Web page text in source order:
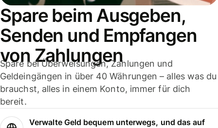
Spare beim Ausgeben,
Senden und Empfangen
von Zahlungen
Spare bei Überweisungen, Zahlungen und
Geldeingängen in über 40 Währungen – alles was du
brauchst, alles in einem Konto, immer für dich
bereit.
Verwalte Geld bequem unterwegs, und das auf